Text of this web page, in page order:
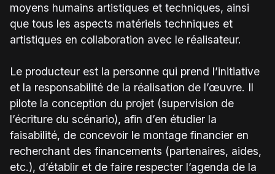
moyens humains artistiques et techniques, ainsi
que tous les aspects matériels techniques et
artistiques en collaboration avec le réalisateur.
Le producteur est la personne qui prend l’initiative
et la responsabilité de la réalisation de l’œuvre. Il
pilote la conception du projet (supervision de
l’écriture du scénario), afin d’en étudier la
faisabilité, de concevoir le montage financier en
recherchant des financements (partenaires, aides,
etc.), d’établir et de faire respecter l’agenda de la